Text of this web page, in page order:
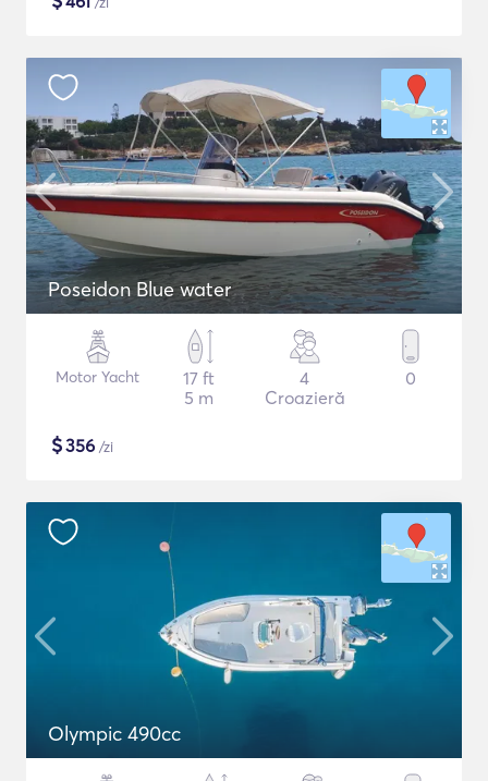
Poseidon Blue water
Motor Yacht
17 ft
5 m
4
Croazieră
0
$356 /zi
Olympic 490cc